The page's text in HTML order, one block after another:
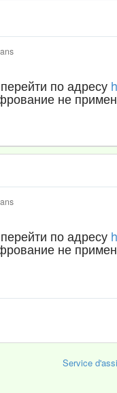
по адресу
не
по адресу
не
Service